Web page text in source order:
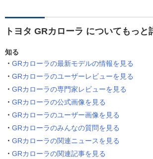
トヨタ GRカローラ についてもっと
知る
GRカローラの最新モデルの情報を見る
GRカローラのユーザーレビューを見る
GRカローラの専門家レビューを見る
GRカローラの公式画像を見る
GRカローラのユーザー画像を見る
GRカローラのみんなの質問を見る
GRカローラの関連ニュースを見る
GRカローラの関連記事を見る